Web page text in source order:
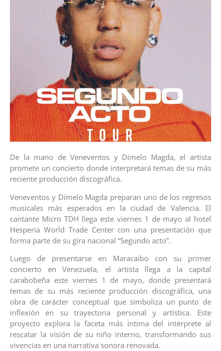
De la mano de Veneventos y Dímelo Magda, el artista
promete un concierto donde interpretará temas de su más
reciente producción discográfica.
Veneventos y Dímelo Magda preparan uno de los regresos
musicales más esperados en la ciudad de Valencia. El
cantante Micro TDH llega este viernes 1 de mayo al hotel
Hesperia World Trade Center con una presentación que
forma parte de su gira nacional “Segundo acto”.
Luego de presentarse en Maracaibo con su primer
concierto en Venezuela, el artista llega a la capital
carabobeña este viernes 1 de mayo, donde presentará
temas de su más reciente producción discográfica, una
obra de carácter conceptual que simboliza un punto de
inflexión en su trayectoria personal y artística. Este
proyecto explora la faceta más íntima del intérprete al
rescatar la visión de su niño interno, transformando sus
vivencias en una narrativa sonora renovada.